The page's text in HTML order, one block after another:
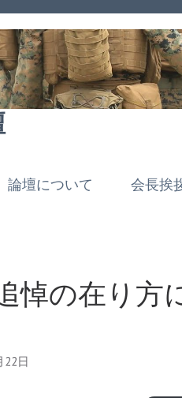
論壇について 会長挨
悼の在り
22日